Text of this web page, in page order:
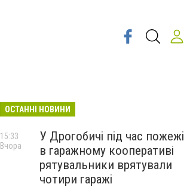
ОСТАННІ НОВИНИ
У Дрогобичі під час пожежі
в гаражному кооперативі
рятувальники врятували
чотири гаражі
15:33
Вчора